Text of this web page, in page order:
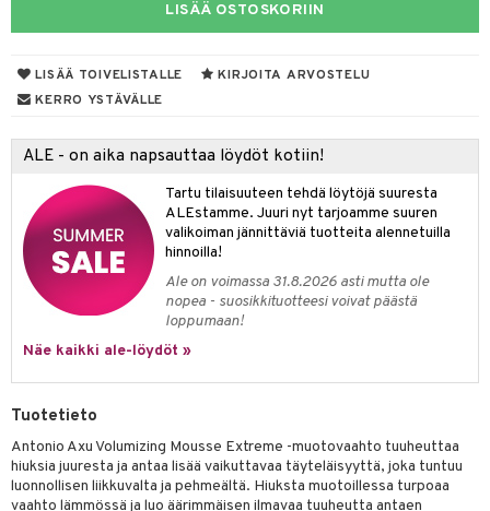
LISÄÄ OSTOSKORIIN
LISÄÄ TOIVELISTALLE
KIRJOITA ARVOSTELU
KERRO YSTÄVÄLLE
ALE - on aika napsauttaa löydöt kotiin!
Tartu tilaisuuteen tehdä löytöjä suuresta
ALEstamme. Juuri nyt tarjoamme suuren
valikoiman jännittäviä tuotteita alennetuilla
hinnoilla!
Ale on voimassa 31.8.2026 asti mutta ole
nopea - suosikkituotteesi voivat päästä
loppumaan!
Näe kaikki ale-löydöt »
Tuotetieto
Antonio Axu Volumizing Mousse Extreme -muotovaahto tuuheuttaa
hiuksia juuresta ja antaa lisää vaikuttavaa täyteläisyyttä, joka tuntuu
luonnollisen liikkuvalta ja pehmeältä. Hiuksta muotoillessa turpoaa
vaahto lämmössä ja luo äärimmäisen ilmavaa tuuheutta antaen
tuotteet
poisto
hoito
iho
iho
iho
iho
Set
& Highlighter
hoito
tarvikkeet
/ Kajaali
de cologne
de parfum
de toilette
&
Lapset
Set
tuotteet
tuotteet
shave balm
shave lotion